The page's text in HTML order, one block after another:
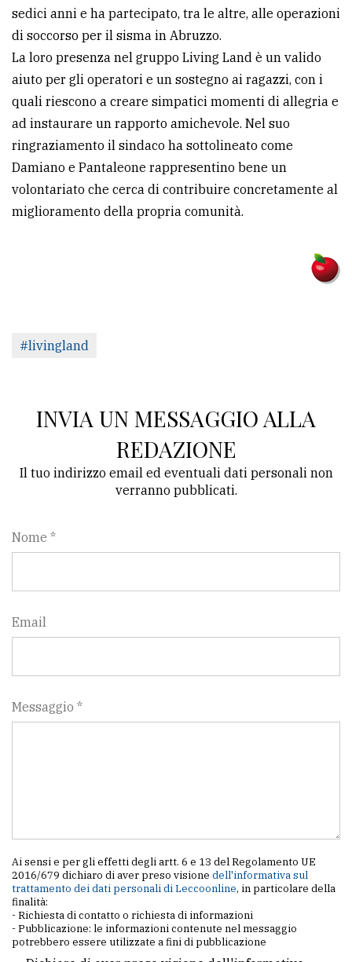
sedici anni e ha partecipato, tra le altre, alle operazioni
di soccorso per il sisma in Abruzzo.
La loro presenza nel gruppo Living Land è un valido
aiuto per gli operatori e un sostegno ai ragazzi, con i
quali riescono a creare simpatici momenti di allegria e
ad instaurare un rapporto amichevole. Nel suo
ringraziamento il sindaco ha sottolineato come
Damiano e Pantaleone rappresentino bene un
volontariato che cerca di contribuire concretamente al
miglioramento della propria comunità.
#livingland
INVIA UN MESSAGGIO ALLA
REDAZIONE
Il tuo indirizzo email ed eventuali dati personali non
verranno pubblicati.
Nome *
Email
Messaggio *
Ai sensi e per gli effetti degli artt. 6 e 13 del Regolamento UE
2016/679 dichiaro di aver preso visione dell'informativa sul
trattamento dei dati personali di Leccoonline, in particolare della
finalità:
- Richiesta di contatto o richiesta di informazioni
- Pubblicazione: le informazioni contenute nel messaggio
potrebbero essere utilizzate a fini di pubblicazione